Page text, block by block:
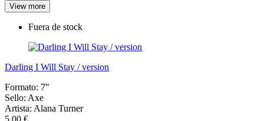
View more
Fuera de stock
Darling I Will Stay / version
Formato: 7"
Sello: Axe
Artista: Alana Turner
5,00 €